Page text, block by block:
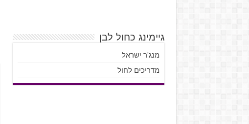
גיימינג כחול לבן
מנג'ר ישראל
מדריכים לחול